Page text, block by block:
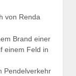
von Renda
Brand einer
einem Feld in
Pendelverkehr